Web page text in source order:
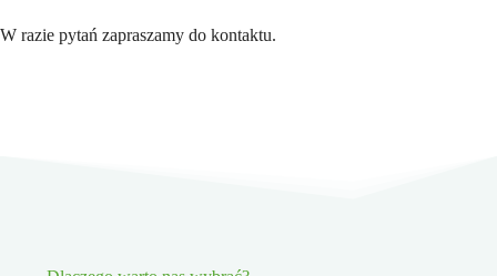
W razie pytań zapraszamy do kontaktu.